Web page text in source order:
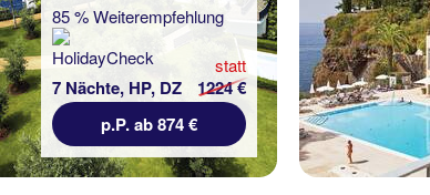
85 % Weiterempfehlung
7 Nächte, HP, DZ
statt
1224 €
p.P. ab 874 €